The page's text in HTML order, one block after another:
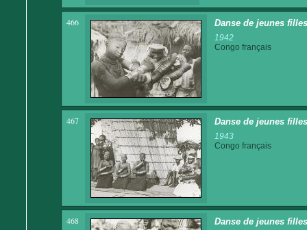
466 Danse de jeunes
1942
Congo français
467 Danse de jeunes
1943
Congo français
468 Danse de jeunes